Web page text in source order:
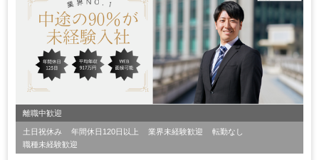
離職中歓迎
土日祝休み 年間休日120日以上 業界未経験歓迎
転勤なし
職種未経験歓迎